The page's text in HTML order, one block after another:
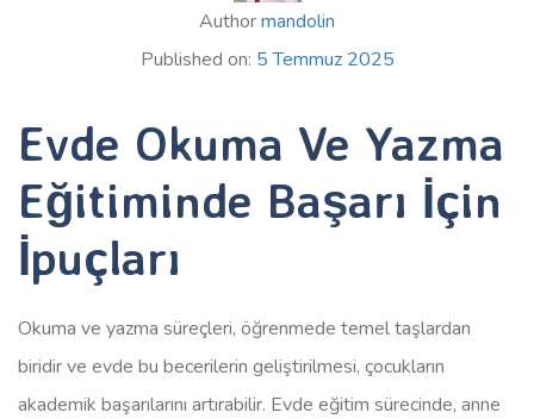
Authormandolin
Published on: 5 Temmuz 2025
Evde Okuma Ve Yazma
Eğitiminde Başarı İçin
İpuçları
Okuma ve yazma süreçleri, öğrenmede temel taşlardan
biridir ve evde bu becerilerin geliştirilmesi, çocukların
akademik başarılarını artırabilir. Evde eğitim sürecinde, anne